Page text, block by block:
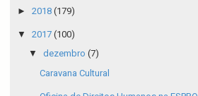
► 2018 (179)
▼ 2017 (100)
▼ dezembro (7)
Caravana Cultural